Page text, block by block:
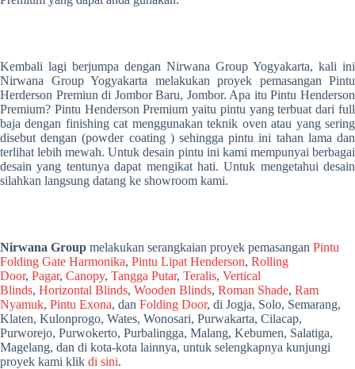
Kembali lagi berjumpa dengan Nirwana Group Yogyakarta, kali ini
Nirwana Group Yogyakarta melakukan proyek pemasangan Pintu
Herderson Premiun di Jombor Baru, Jombor. Apa itu Pintu Henderson
Premium? Pintu Henderson Premium yaitu pintu yang terbuat dari full
baja dengan finishing cat menggunakan teknik oven atau yang sering
disebut dengan (powder coating ) sehingga pintu ini tahan lama dan
terlihat lebih mewah. Untuk desain pintu ini kami mempunyai berbagai
desain yang tentunya dapat mengikat hati. Untuk mengetahui desain
silahkan langsung datang ke showroom kami.
Nirwana Group melakukan serangkaian proyek pemasangan Pintu
Folding Gate Harmonika, Pintu Lipat Henderson, Rolling
Door, Pagar, Canopy, Tangga Putar, Teralis, Vertical
Blinds, Horizontal Blinds, Wooden Blinds, Roman Shade, Ram
Nyamuk, Pintu Exona, dan Folding Door, di Jogja, Solo, Semarang,
Klaten, Kulonprogo, Wates, Wonosari, Purwakarta, Cilacap,
Purworejo, Purwokerto, Purbalingga, Malang, Kebumen, Salatiga,
Magelang, dan di kota-kota lainnya, untuk selengkapnya kunjungi
proyek kami klik di sini.